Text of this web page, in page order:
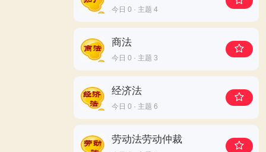
今日 0 · 主题 4
商法
今日 0 · 主题 3
经济法
今日 0 · 主题 6
劳动法劳动仲裁